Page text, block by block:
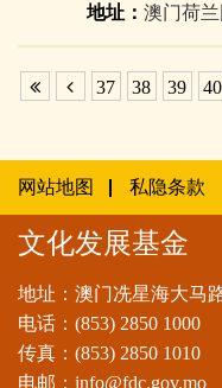
地址： 澳门荷
37 38 39 40
网站地图 私隐条款
文化发展基金
地址：澳门冼星海大马
电话： (853) 2850 1000
传真：(853) 2850 1010
电邮： info@fdc.gov.mo